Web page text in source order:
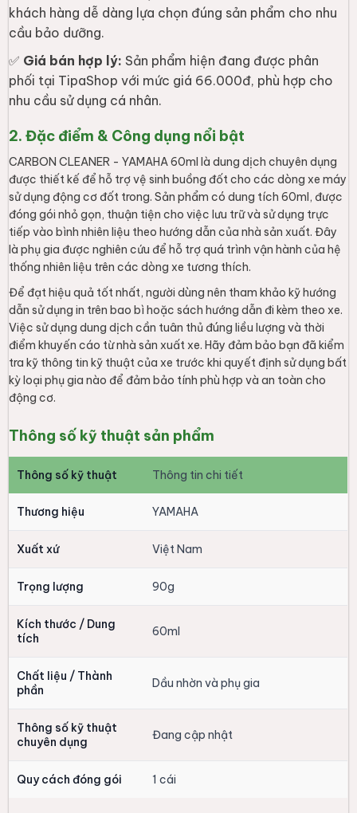
khách hàng dễ dàng lựa chọn đúng sản phẩm cho nhu
cầu bảo dưỡng.
✅ Giá bán hợp lý: Sản phẩm hiện đang được phân
phối tại TipaShop với mức giá 66.000đ, phù hợp cho
nhu cầu sử dụng cá nhân.
2. Đặc điểm & Công dụng nổi bật
CARBON CLEANER - YAMAHA 60ml là dung dịch chuyên dụng
được thiết kế để hỗ trợ vệ sinh buồng đốt cho các dòng xe máy
sử dụng động cơ đốt trong. Sản phẩm có dung tích 60ml, được
đóng gói nhỏ gọn, thuận tiện cho việc lưu trữ và sử dụng trực
tiếp vào bình nhiên liệu theo hướng dẫn của nhà sản xuất. Đây
là phụ gia được nghiên cứu để hỗ trợ quá trình vận hành của hệ
thống nhiên liệu trên các dòng xe tương thích.
Để đạt hiệu quả tốt nhất, người dùng nên tham khảo kỹ hướng
dẫn sử dụng in trên bao bì hoặc sách hướng dẫn đi kèm theo xe.
Việc sử dụng dung dịch cần tuân thủ đúng liều lượng và thời
điểm khuyến cáo từ nhà sản xuất xe. Hãy đảm bảo bạn đã kiểm
tra kỹ thông tin kỹ thuật của xe trước khi quyết định sử dụng bất
kỳ loại phụ gia nào để đảm bảo tính phù hợp và an toàn cho
động cơ.
Thông số kỹ thuật sản phẩm
Thông số kỹ thuật Thông tin chi tiết
Thương hiệu YAMAHA
Xuất xứ Việt Nam
Trọng lượng 90g
Kích thước / Dung
tích
60ml
Chất liệu / Thành
phần
Dầu nhờn và phụ gia
Thông số kỹ thuật
chuyên dụng
Đang cập nhật
Quy cách đóng gói 1 cái